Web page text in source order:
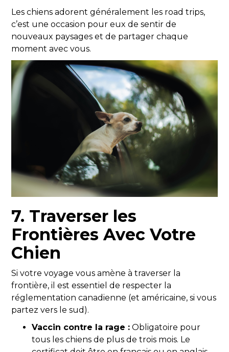
Les chiens adorent généralement les road trips,
c’est une occasion pour eux de sentir de
nouveaux paysages et de partager chaque
moment avec vous.
7. Traverser les
Frontières Avec Votre
Chien
Si votre voyage vous amène à traverser la
frontière, il est essentiel de respecter la
réglementation canadienne (et américaine, si vous
partez vers le sud).
Vaccin contre la rage : Obligatoire pour
tous les chiens de plus de trois mois. Le